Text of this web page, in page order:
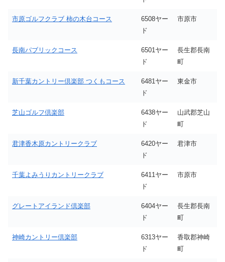
市原ゴルフクラブ 柿の木台コース
6508ヤー
ド
市原市
長南パブリックコース
6501ヤー
ド
長生郡長南
町
新千葉カントリー倶楽部 つくもコース
6481ヤー
ド
東金市
芝山ゴルフ倶楽部
6438ヤー
ド
山武郡芝山
町
君津香木原カントリークラブ
6420ヤー
ド
君津市
千葉よみうりカントリークラブ
6411ヤー
ド
市原市
グレートアイランド倶楽部
6404ヤー
ド
長生郡長南
町
神崎カントリー倶楽部
6313ヤー
ド
香取郡神崎
町